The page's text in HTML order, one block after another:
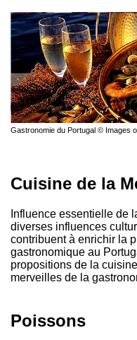
Gastronomie du Portugal © Images
Cuisine de la
Influence essentielle de
diverses influences
contribuent à enrichir la
gastronomique au
propositions de la
merveilles de la
Poissons